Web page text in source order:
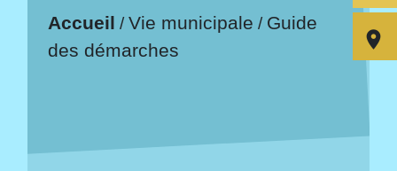
Accueil /Vie municipale / Guide
des démarches room